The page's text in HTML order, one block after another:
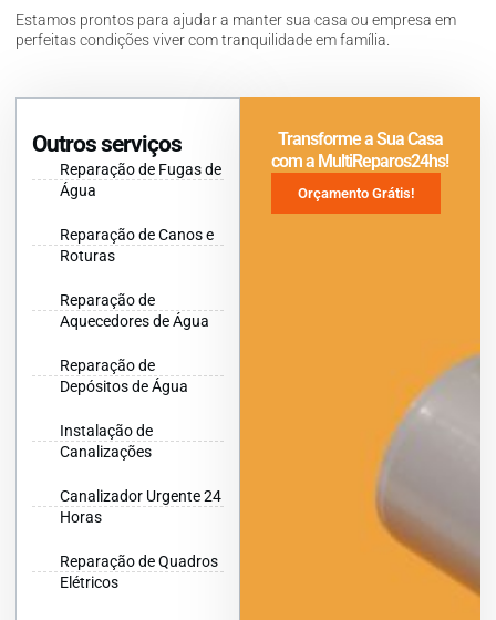
Estamos prontos para ajudar a manter sua casa ou empresa em
perfeitas condições viver com tranquilidade em família.
Outros serviços
Reparação de Fugas de
Água
Reparação de Canos e
Roturas
Reparação de
Aquecedores de Água
Reparação de
Depósitos de Água
Instalação de
Canalizações
Canalizador Urgente 24
Horas
Reparação de Quadros
Elétricos
Transforme a Sua Casa
com a MultiReparos24hs!
Orçamento Grátis!